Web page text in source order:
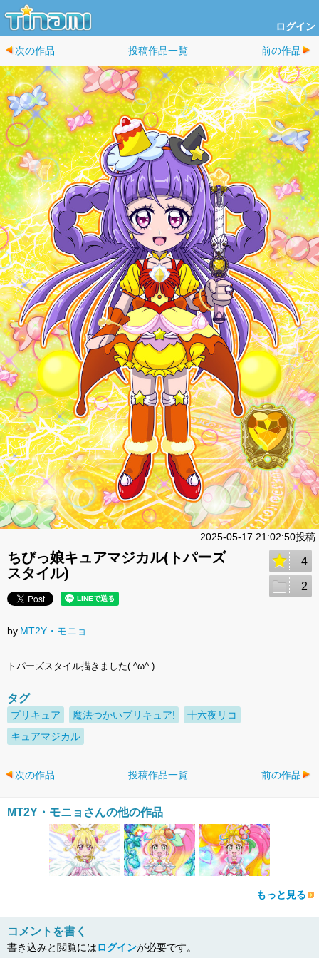
ログイン
次の作品 投稿作品一覧 前の作品
2025-05-17 21:02:50投稿
ちびっ娘キュアマジカル(トパーズ
スタイル)
4
2
by. MT2Y・モニョ
トパーズスタイル描きました( ^ω^ )
タグ
プリキュア 魔法つかいプリキュア!
十六夜リコ
キュアマジカル
次の作品 投稿作品一覧 前の作品
MT2Y・モニョさんの他の作品
もっと見る
コメントを書く
書き込みと閲覧にはログインが必要です。